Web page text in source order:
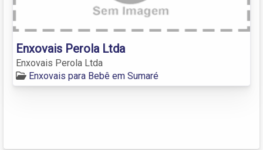
Enxovais Perola Ltda
Enxovais Perola Ltda
Enxovais para Bebê em Sumaré